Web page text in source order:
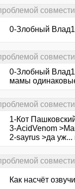
0-Злобный Влад1
0-Злобный
мамы
1-Кот
3-AcidVenom
2-sayrus >да уж...
Как насчёт